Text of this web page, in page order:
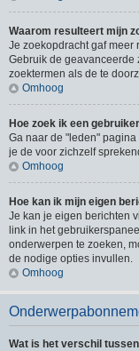
Waarom resulteert mijn
Je zoekopdracht gaf meer
Gebruik de geavanceerde
zoektermen als de te
Omhoog
Hoe zoek ik een
Ga naar de "leden"
je de voor zichzelf
Omhoog
Hoe kan ik mijn eigen
Je kan je eigen berichten
link in het
onderwerpen te zoeken,
de nodige opties invullen.
Omhoog
Wat is het verschil